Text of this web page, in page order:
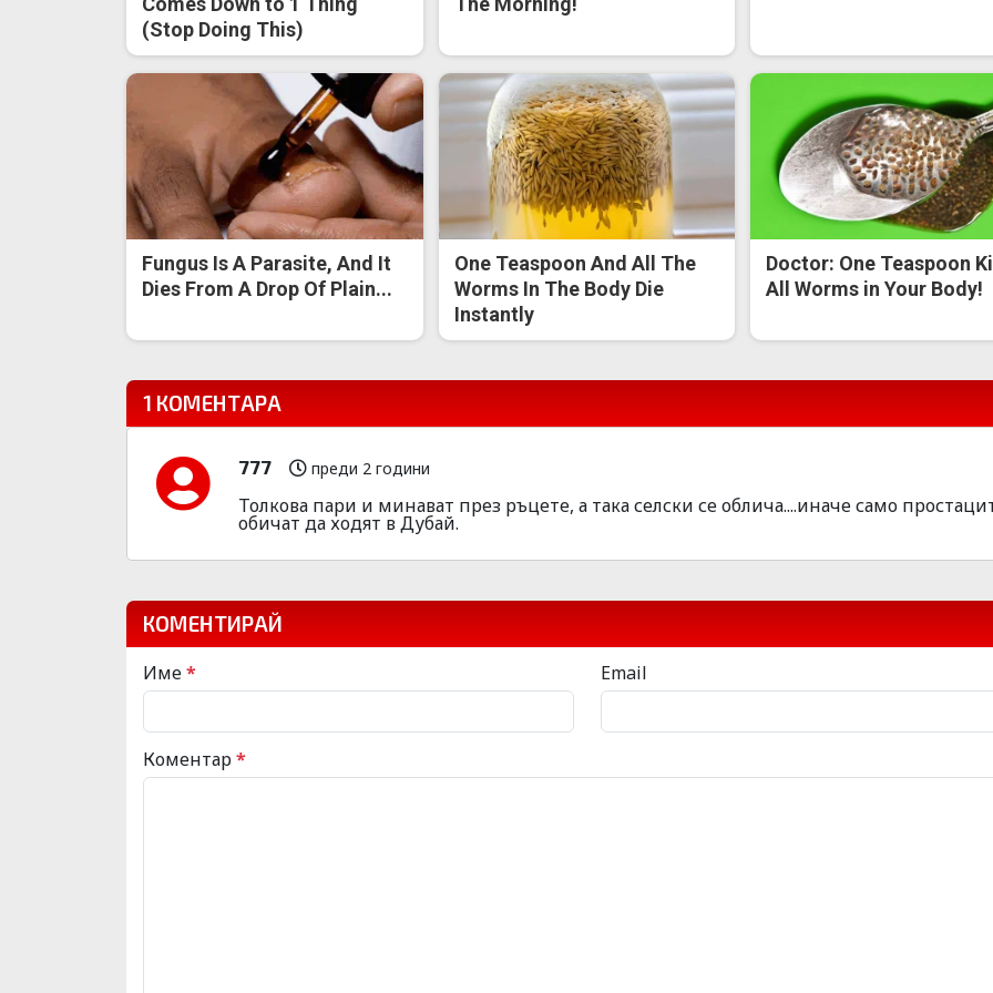
(Stop Doing This)
Fungus Is A Parasite, And It
Dies From A Drop Of Plain...
One Teaspoon And All The
Worms In The Body Die
Instantly
Doctor: One Teaspoon
All Worms in Your Body!
1 КОМЕНТАРА
777 преди 2 години
Толкова пари и минават през ръцете, а така селски се облича....иначе само
обичат да ходят в Дубай.
КОМЕНТИРАЙ
Име* Email
Коментар*